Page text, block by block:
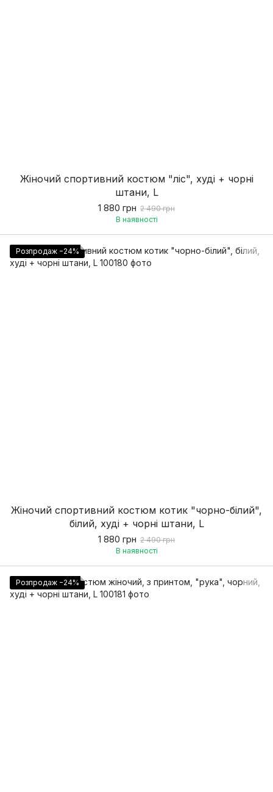
Жіночий спортивний костюм "ліс", худі + чорні
штани, L
1 880 грн 2 490 грн
В наявності
Розпродаж −24%
Жіночий спортивний костюм котик "чорно-білий",
білий, худі + чорні штани, L
1 880 грн 2 490 грн
В наявності
Розпродаж −24%